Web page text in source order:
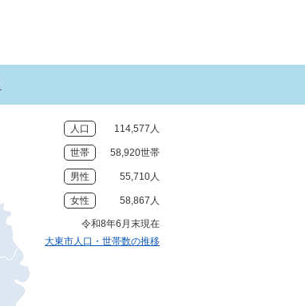
人口 114,577人
世帯 58,920世帯
男性 55,710人
女性 58,867人
令和8年6月末現在
大東市人口・世帯数の推移